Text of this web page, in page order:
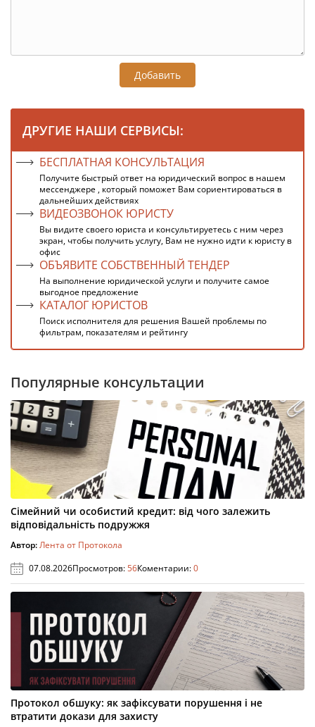
Добавить
ДРУГИЕ НАШИ СЕРВИСЫ:
БЕСПЛАТНАЯ КОНСУЛЬТАЦИЯ
Получите быстрый ответ на юридический вопрос в нашем
мессенджере , который поможет Вам сориентироваться в
дальнейших действиях
ВИДЕОЗВОНОК ЮРИСТУ
Вы видите своего юриста и консультируетесь с ним через
экран, чтобы получить услугу, Вам не нужно идти к юристу в
офис
ОБЪЯВИТЕ СОБСТВЕННЫЙ ТЕНДЕР
На выполнение юридической услуги и получите самое
выгодное предложение
КАТАЛОГ ЮРИСТОВ
Поиск исполнителя для решения Вашей проблемы по
фильтрам, показателям и рейтингу
Популярные консультации
Сімейний чи особистий кредит: від чого залежить
відповідальність подружжя
Автор:Лента от Протокола
07.08.2026Просмотров:56Коментарии:0
Протокол обшуку: як зафіксувати порушення і не
втратити докази для захисту